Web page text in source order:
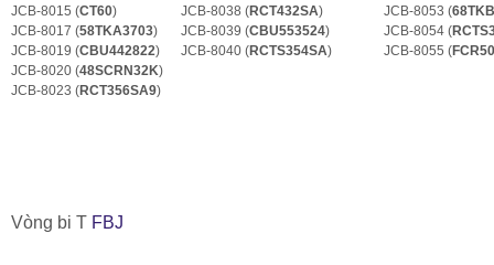
JCB-8015 (CT60)
JCB-8017 (58TKA3703)
JCB-8019 (CBU442822)
JCB-8020 (48SCRN32K)
JCB-8023 (RCT356SA9)
JCB-8038 (RCT432SA)
JCB-8039 (CBU553524)
JCB-8040 (RCTS354SA)
JCB-8053 (
JCB-8054 (
JCB-8055 (
Vòng bi T FBJ